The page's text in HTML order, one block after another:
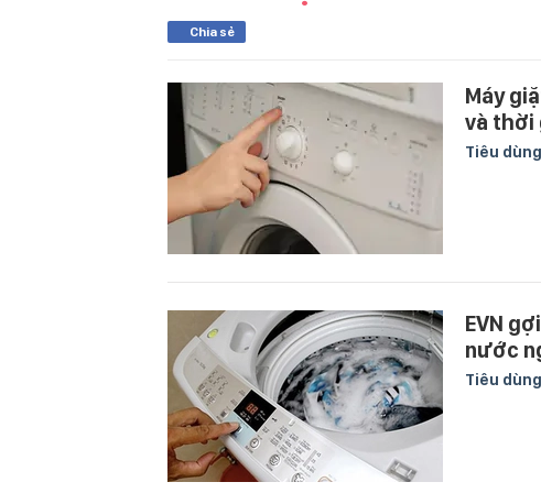
Chia sẻ
Máy
và thời
Tiêu dùng
EVN
nước
Tiêu dùng